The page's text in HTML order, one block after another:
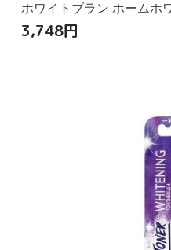
ホワイトブラン ホームホ
3,748円